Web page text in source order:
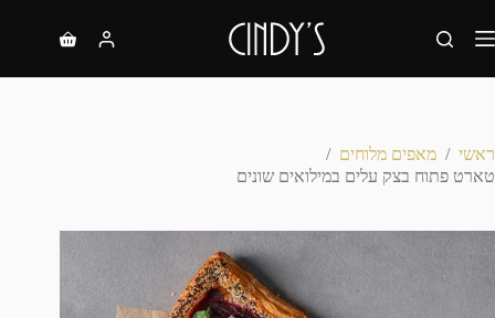
ראשי / מאפים מלוחים /
טארט פתוח בצק עלים במילואים שונים